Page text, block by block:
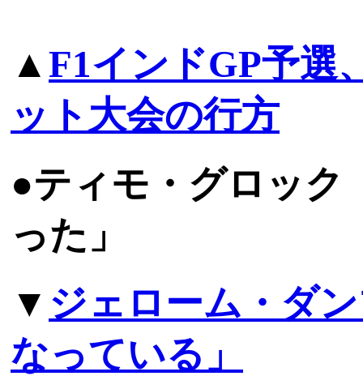
▲F1インドGP予選
ット大会の行方
●ティモ・グロック
った」
▼ ジェローム・ダ
なっている」